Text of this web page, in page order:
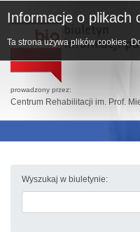
prowadzony przez:
Centrum Rehabilitacji im. Prof.
Wyszukaj w biuletynie:
Informacje o plikach
Ta strona używa plików cookies.